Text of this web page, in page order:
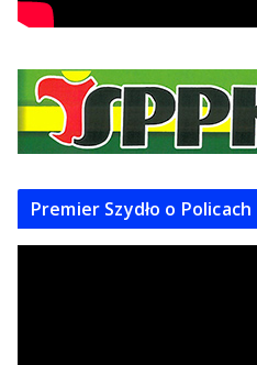
Premier Szydło o Policach